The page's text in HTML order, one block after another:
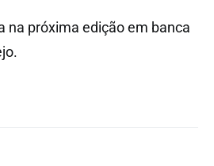
na próxima edição em banca